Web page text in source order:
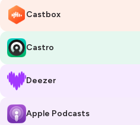
Son but: Créer !
-> Un service de rénovation
-> Des emplois
-> Un service qualitatif avec
-> Plus de communication et de
Leur valeur: “ Le sourire partagé” :
Le sourire du collaborateur
Castbox
Castro
Deezer
Apple Podcasts